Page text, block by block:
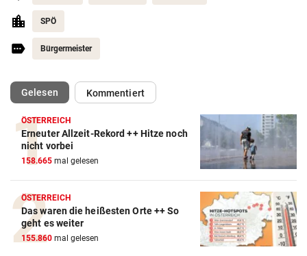
SPÖ
Bürgermeister
Gelesen(ausgewählt)Kommentiert
ÖSTERREICH
Erneuter Allzeit-Rekord ++ Hitze noch
nicht vorbei
158.665 mal gelesen
ÖSTERREICH
Das waren die heißesten Orte ++ So
geht es weiter
155.860 mal gelesen